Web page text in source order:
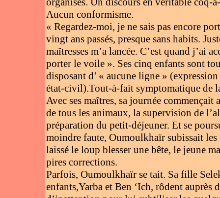
Aucun conformisme.
« Regardez-moi, je ne sais pas encore
vingt ans passés, presque sans habits.
maîtresses m’a lancée. C’est quand j’ai
porter le voile ». Ses cinq enfants sont
disposant d’ « aucune ligne »
état-civil).Tout-à-fait symptomatique de
Avec ses maîtres, sa journée
de tous les animaux, la supervision de
préparation du petit-déjeuner. Et se
moindre faute, Oumoulkhaïr subissait
laissé le loup blesser une bête, le jeune
pires corrections.
Parfois, Oumoulkhaïr se tait. Sa fille
enfants,Yarba et Ben ‘Ich, rôdent auprès